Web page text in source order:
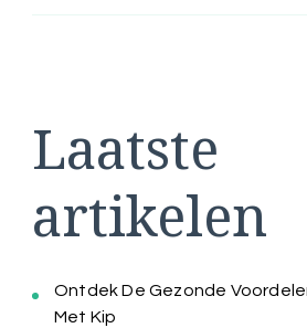
Laatste
artikelen
Ontdek De Gezonde
Met Kip